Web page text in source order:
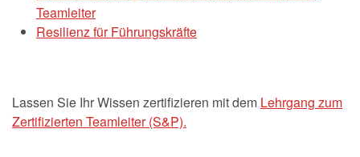
Teamleiter
Resilienz für Führungskräfte
Lassen Sie Ihr Wissen zertifizieren mit dem Lehrgang zum
Zertifizierten Teamleiter (S&P).